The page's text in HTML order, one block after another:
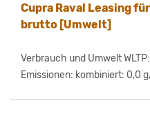
Cupra Raval Leasing
brutto [Umwelt]
Verbrauch und Umwelt
Emissionen: kombiniert: 0,0